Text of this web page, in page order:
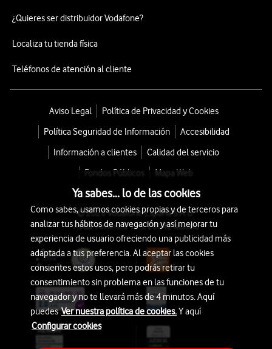
¿Quieres ser distribuidor Vodafone?
Localiza tu tienda física
Teléfonos de atención al cliente
Aviso Legal
Política de Privacidad y Cookies
Política Seguridad de Información
Accesibilidad
Información a clientes
Calidad del servicio
Fondos Públicos
Mapa Web
© 2026 Vodafone España S.A.U.
Avda. América 115, 28042 Madrid
Ya sabes... lo de las cookies
Como sabes, usamos cookies propias y de terceros para
analizar tus hábitos de navegación y así mejorar tu
experiencia de usuario ofreciendo una publicidad más
adaptada a tus preferencia. Al aceptar las cookies
consientes estos usos, pero podrás retirar tu
consentimiento sin problema en las funciones de tu
navegador y no te llevará más de 4 minutos. Aquí
puedesVer nuestra política de cookies.Y aquí
Configurar cookies